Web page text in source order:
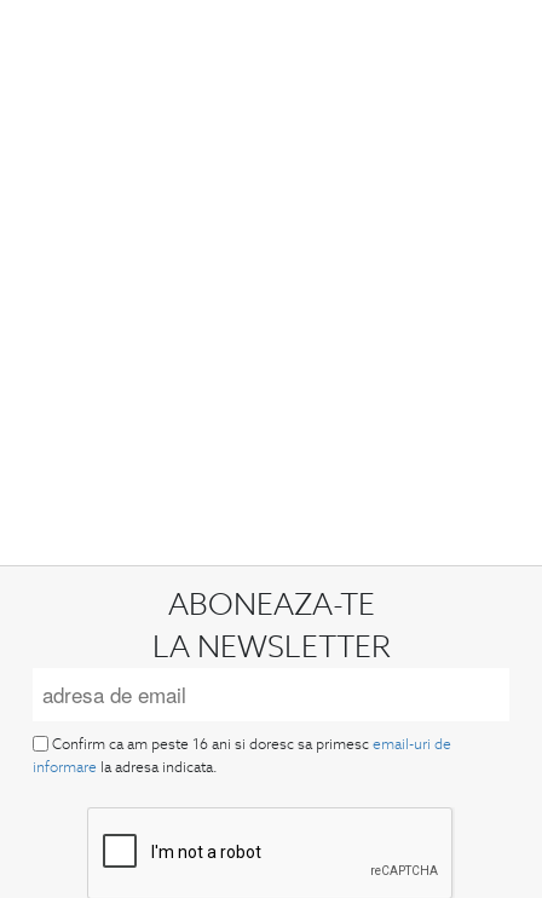
ABONEAZA-TE
LA NEWSLETTER
Confirm ca am peste 16 ani si doresc sa primesc email-uri de
informare la adresa indicata.